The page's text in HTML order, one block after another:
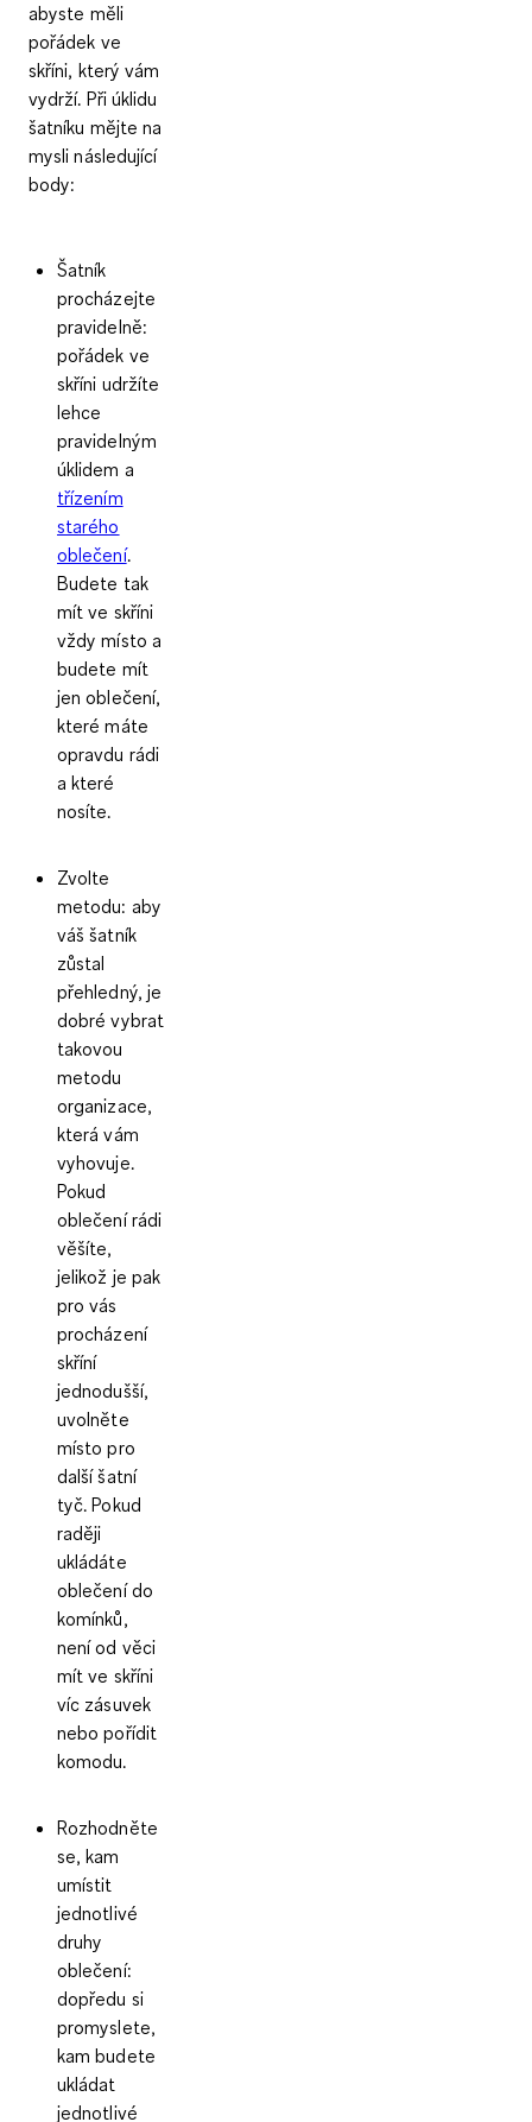
abyste měli
pořádek ve
skříni, který vám
vydrží. Při úklidu
šatníku mějte na
mysli následující
body:
Šatník
procházejte
pravidelně:
pořádek ve
skříni udržíte
lehce
pravidelným
úklidem a
třízením
starého
oblečení.
Budete tak
mít ve skříni
vždy místo a
budete mít
jen oblečení,
které máte
opravdu rádi
a které
nosíte.
Zvolte
metodu: aby
váš šatník
zůstal
přehledný, je
dobré vybrat
takovou
metodu
organizace,
která vám
vyhovuje.
Pokud
oblečení rádi
věšíte,
jelikož je pak
pro vás
procházení
skříní
jednodušší,
uvolněte
místo pro
další šatní
tyč. Pokud
raději
ukládáte
oblečení do
komínků,
není od věci
mít ve skříni
víc zásuvek
nebo pořídit
komodu.
Rozhodněte
se, kam
umístit
jednotlivé
druhy
oblečení:
dopředu si
promyslete,
kam budete
ukládat
jednotlivé